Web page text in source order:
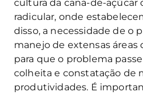
cultura da cana-de-açúcar
radicular, onde
disso, a necessidade de o
manejo de extensas
para que o problema
colheita e constatação de
produtividades. É